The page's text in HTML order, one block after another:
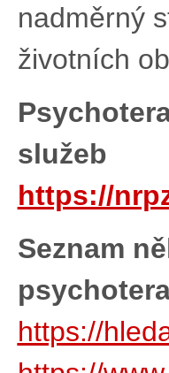
nadměrný
životních
služeb
https://
Seznam
https://